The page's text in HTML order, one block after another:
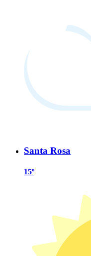
Santa Rosa
15º